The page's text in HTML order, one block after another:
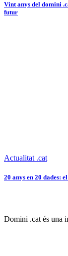
Vint anys del domini
futur
Actualitat .cat
20 anys en 20 dades:
Domini .cat és una